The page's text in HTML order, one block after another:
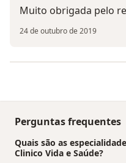
Muito obrigada pelo
24 de outubro de 2019
Perguntas frequentes
Quais são as
Clinico Vida e Saúde?